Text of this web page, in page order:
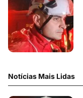
Notícias Mais Lidas